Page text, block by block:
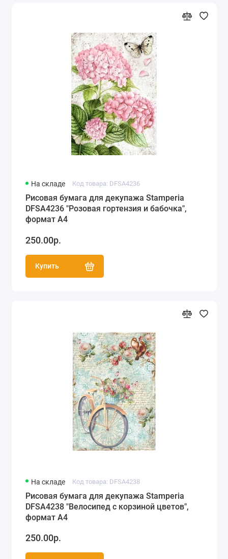
На складе Код товара: DFSA4236
Рисовая бумага для декупажа Stamperia
DFSA4236 "Розовая гортензия и бабочка",
формат А4
250.00р.
Купить
На складе Код товара: DFSA4238
Рисовая бумага для декупажа Stamperia
DFSA4238 "Велосипед с корзиной цветов",
формат А4
250.00р.